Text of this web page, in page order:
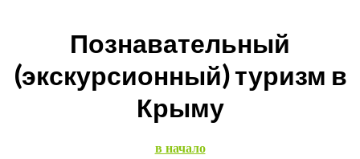
Познавательный
(экскурсионный) туризм в
Крыму
в начало